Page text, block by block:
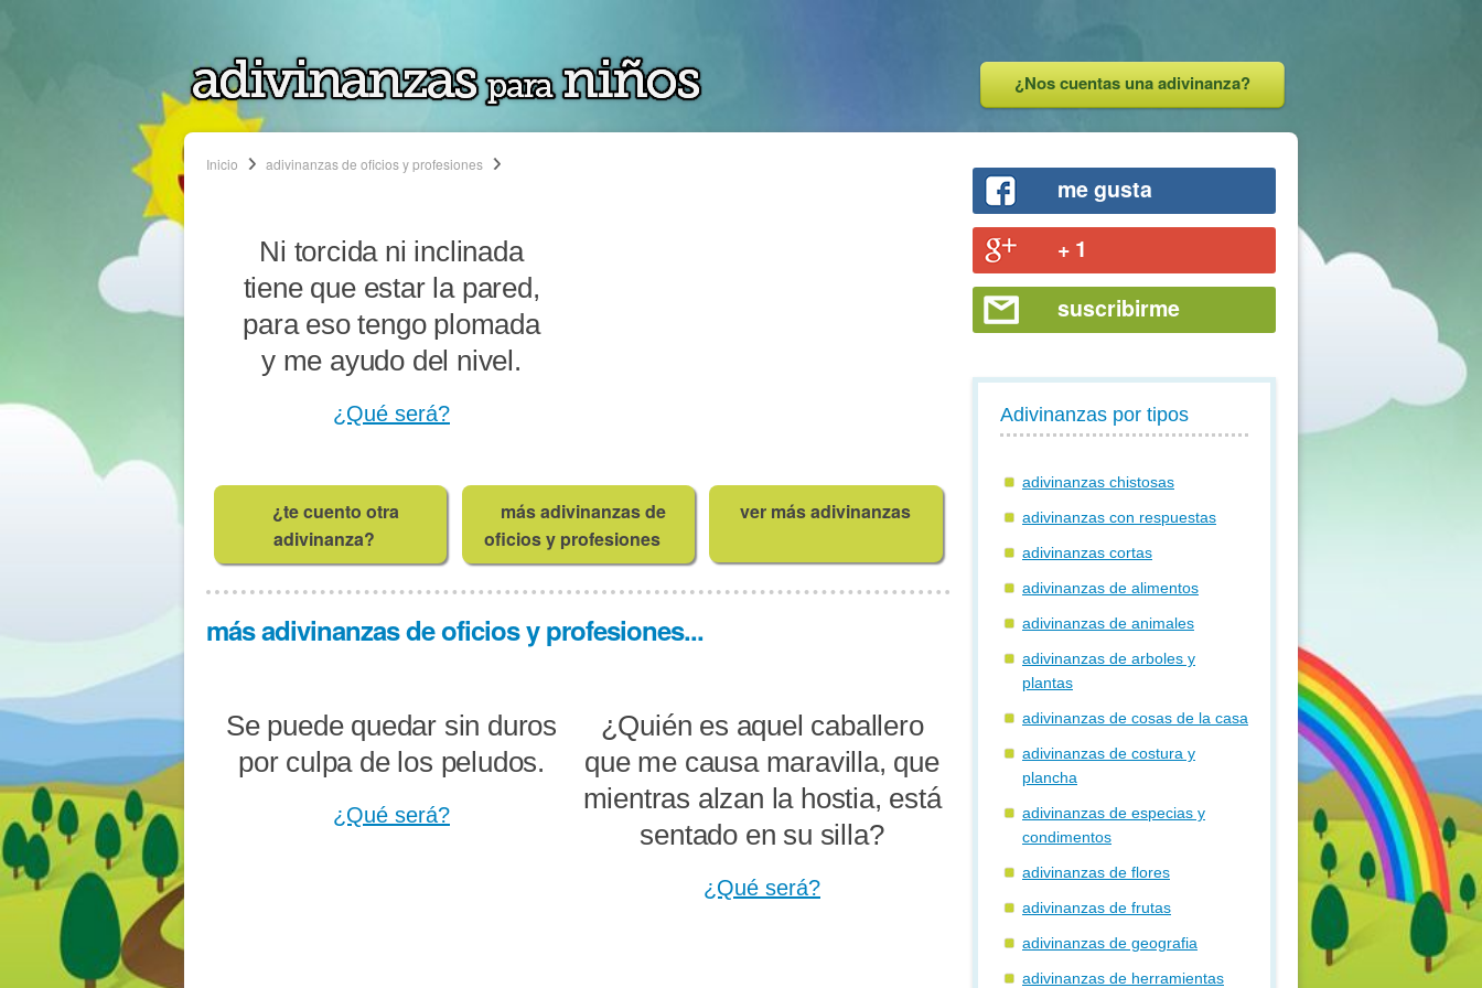
¿Nos cuentas una adivinanza?
Inicio adivinanzas de oficios y profesiones
Ni torcida ni inclinada
tiene que estar la pared,
para eso tengo plomada
y me ayudo del nivel.
¿Qué será?
¿te cuento otra
adivinanza?
más adivinanzas de
oficios y profesiones
ver más adivinanzas
más adivinanzas de oficios y profesiones...
Se puede quedar sin duros
por culpa de los peludos.
¿Qué será?
¿Quién es aquel caballero
que me causa maravilla, que
mientras alzan la hostia, está
sentado en su silla?
¿Qué será?
me gusta
+ 1
suscribirme
Adivinanzas por tipos
adivinanzas chistosas
adivinanzas con respuestas
adivinanzas cortas
adivinanzas de alimentos
adivinanzas de animales
adivinanzas de arboles y
plantas
adivinanzas de cosas de la casa
adivinanzas de costura y
plancha
adivinanzas de especias y
condimentos
adivinanzas de flores
adivinanzas de frutas
adivinanzas de geografia
adivinanzas de herramientas